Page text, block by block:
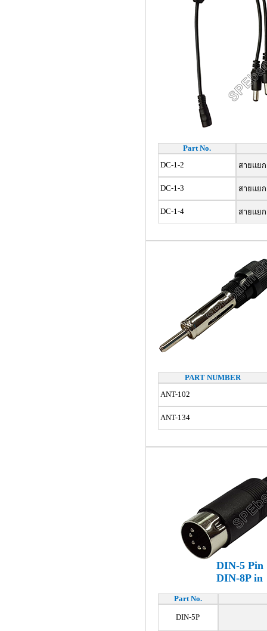
Part No.
DC-1-2
สายแยก
DC-1-3 สายแยก
DC-1-4 สายแยก
PART NUMBER
ANT-102
ANT-134
DIN-5 Pin
DIN-8P in
Part No.
DIN-5P